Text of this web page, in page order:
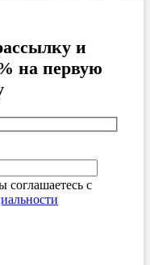
и
на первую
соглашаетесь с